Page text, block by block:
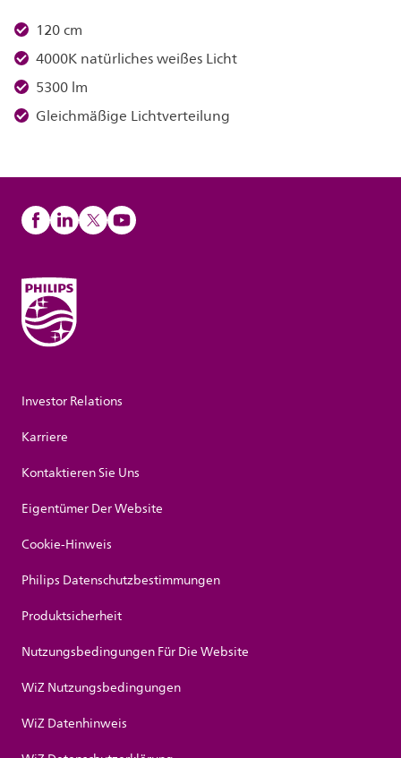
120 cm
4000K natürliches weißes Licht
5300 lm
Gleichmäßige Lichtverteilung
Investor Relations
Karriere
Kontaktieren Sie Uns
Eigentümer Der Website
Cookie-Hinweis
Philips Datenschutzbestimmungen
Produktsicherheit
Nutzungsbedingungen Für Die Website
WiZ Nutzungsbedingungen
WiZ Datenhinweis